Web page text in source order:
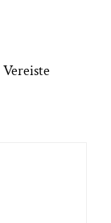
Vereiste